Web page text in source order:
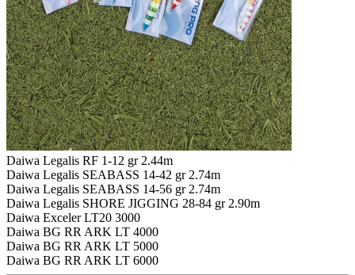
Daiwa Legalis RF 1-12 gr 2.44m
Daiwa Legalis SEABASS 14-42 gr 2.74m
Daiwa Legalis SEABASS 14-56 gr 2.74m
Daiwa Legalis SHORE JIGGING 28-84 gr 2.90m
Daiwa Exceler LT20 3000
Daiwa BG RR ARK LT 4000
Daiwa BG RR ARK LT 5000
Daiwa BG RR ARK LT 6000